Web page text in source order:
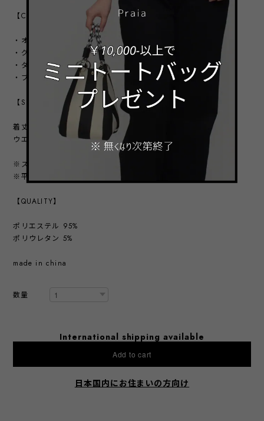
【COLOR VARIATION】
・オフ
・グレー
・ダルピンク
・ブラック
【SIZE】
着丈 93㎝
ウエスト 64㎝（＋背面ゴム仕様）
※スタッフ採寸の為、若干誤差がある可能性があります。
※平置きにした状態の寸法になります。
【QUALITY】
ポリエステル 95%
ポリウレタン 5%
made in china
数量
International shipping available
Add to cart
日本国内にお住まいの方向け